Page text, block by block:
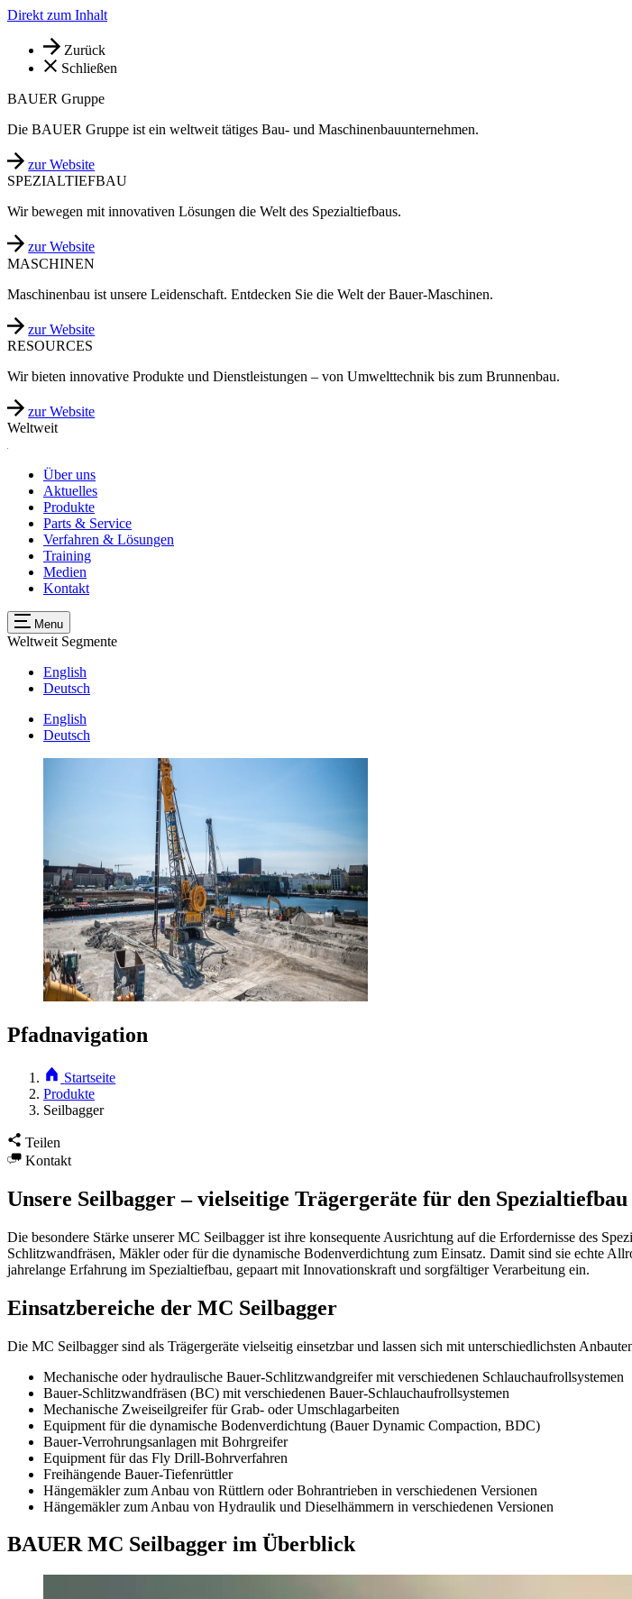
Direkt zum Inhalt
Zurück
Schließen
BAUER Gruppe
Die BAUER Gruppe ist ein weltweit tätiges Bau- und Maschinenbauunternehmen.
zur Website
SPEZIALTIEFBAU
Wir bewegen mit innovativen Lösungen die Welt des Spezialtiefbaus.
zur Website
MASCHINEN
Maschinenbau ist unsere Leidenschaft. Entdecken Sie die Welt der Bauer-Maschinen.
zur Website
RESOURCES
Wir bieten innovative Produkte und Dienstleistungen – von Umwelttechnik bis zum Brunnenbau.
zur Website
Weltweit
Über uns
Aktuelles
Produkte
Parts & Service
Verfahren & Lösungen
Training
Medien
Kontakt
Menu
Weltweit Segmente
English
Deutsch
English
Deutsch
Pfadnavigation
Startseite
Produkte
Seilbagger
Teilen
Kontakt
Unsere Seilbagger – vielseitige Trägergeräte für den Spezialtiefbau
Die besondere Stärke unserer MC Seilbagger ist ihre konsequente Ausrichtung auf die Erfordernisse des
Schlitzwandfräsen, Mäkler oder für die dynamische Bodenverdichtung zum Einsatz. Damit sind sie echte
jahrelange Erfahrung im Spezialtiefbau, gepaart mit Innovationskraft und sorgfältiger Verarbeitung ein.
Einsatzbereiche der MC Seilbagger
Die MC Seilbagger sind als Trägergeräte vielseitig einsetzbar und lassen sich mit unterschiedlichsten
Mechanische oder hydraulische Bauer-Schlitzwandgreifer mit verschiedenen Schlauchaufrollsystemen
Bauer-Schlitzwandfräsen (BC) mit verschiedenen Bauer-Schlauchaufrollsystemen
Mechanische Zweiseilgreifer für Grab- oder Umschlagarbeiten
Equipment für die dynamische Bodenverdichtung (Bauer Dynamic Compaction, BDC)
Bauer-Verrohrungsanlagen mit Bohrgreifer
Equipment für das Fly Drill-Bohrverfahren
Freihängende Bauer-Tiefenrüttler
Hängemäkler zum Anbau von Rüttlern oder Bohrantrieben in verschiedenen Versionen
Hängemäkler zum Anbau von Hydraulik und Dieselhämmern in verschiedenen Versionen
BAUER MC Seilbagger im Überblick